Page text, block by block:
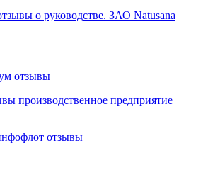
о руководстве. ЗАО Natusana
отзывы
производственное предприятие
отзывы